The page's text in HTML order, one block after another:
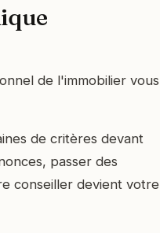
de l'immobilier vous
de critères devant
passer des
conseiller devient votre